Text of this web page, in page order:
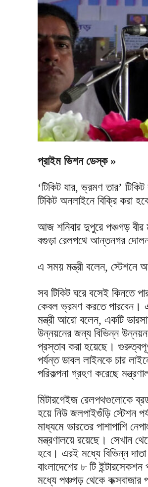
প্রাইম ভিশন ডেস্ক »
‘টিকিট যার, ভ্রমণ তার’
টিকিট অনলাইনে বিক্রি করা
আজ শনিবার দুপুরে পঞ্চগড় বীর
বগুড়া রেলপথে আন্তনগর
এ সময় মন্ত্রী বলেন, স্টেশনে
সব টিকিট ঘরে বসেই কিনতে
কেবল ভ্রমণ করতে পারবেন।
মন্ত্রী আরো বলেন, একটি
উন্নয়নের জন্য বিভিন্ন
প্রস্তাব করা হয়েছে।
পর্যন্ত ডাবল লাইনকে চার
পরিকল্পনা গ্রহণ করেছে
মিটারগেইজ রেলপথগুলোকে
হয়ে নিউ জলপাইগুঁড়ি স্টেশন
মাধ্যমে ভারতের পাশাপাশি
মন্ত্রণালয়ে রয়েছে। সেখান
হবে। এরই মধ্যে বিভিন্ন
বাংলাদেশের ৮ টি
মধ্যে পঞ্চগড় থেকে কক্সবাজার